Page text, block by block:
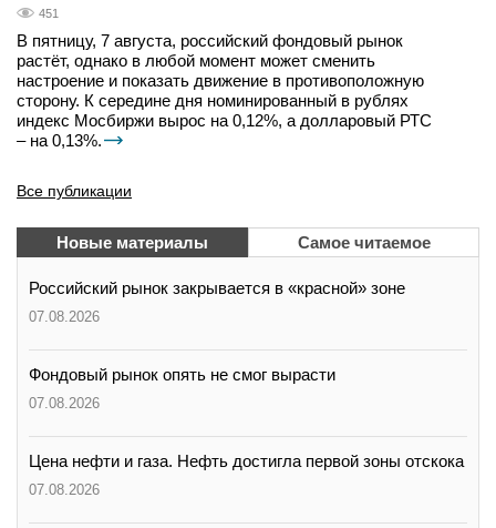
451
В пятницу, 7 августа, российский фондовый рынок
растёт, однако в любой момент может сменить
настроение и показать движение в противоположную
сторону. К середине дня номинированный в рублях
индекс Мосбиржи вырос на 0,12%, а долларовый РТС
– на 0,13%.
Все публикации
Новые материалы Самое читаемое
Российский рынок закрывается в «красной» зоне
07.08.2026
Фондовый рынок опять не смог вырасти
07.08.2026
Цена нефти и газа. Нефть достигла первой зоны отскока
07.08.2026